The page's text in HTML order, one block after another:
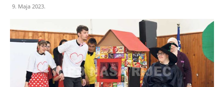
9. Maja 2023.